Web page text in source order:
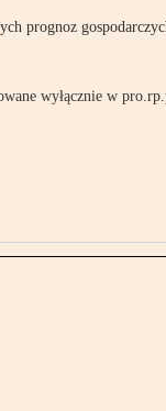
prognoz
wyłącznie w